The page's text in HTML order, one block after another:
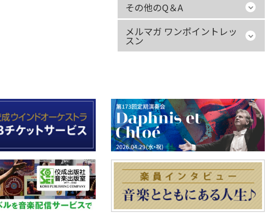
その他のQ＆A
メルマガ ワンポイントレッ
スン